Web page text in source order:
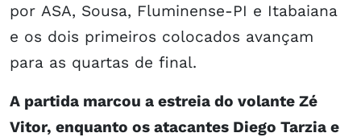
por ASA, Sousa, Fluminense-PI e Itabaiana
e os dois primeiros colocados avançam
para as quartas de final.
A partida marcou a estreia do volante Zé
Vitor, enquanto os atacantes Diego Tarzia e